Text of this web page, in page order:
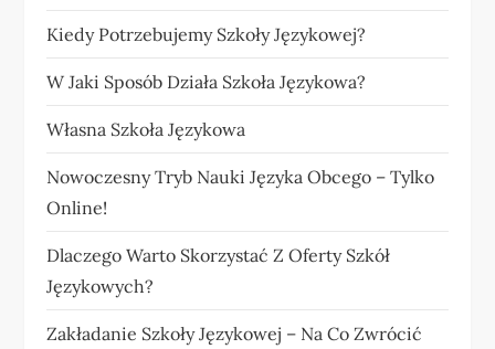
Kiedy Potrzebujemy Szkoły Językowej?
W Jaki Sposób Działa Szkoła Językowa?
Własna Szkoła Językowa
Nowoczesny Tryb Nauki Języka Obcego – Tylko
Online!
Dlaczego Warto Skorzystać Z Oferty Szkół
Językowych?
Zakładanie Szkoły Językowej – Na Co Zwrócić